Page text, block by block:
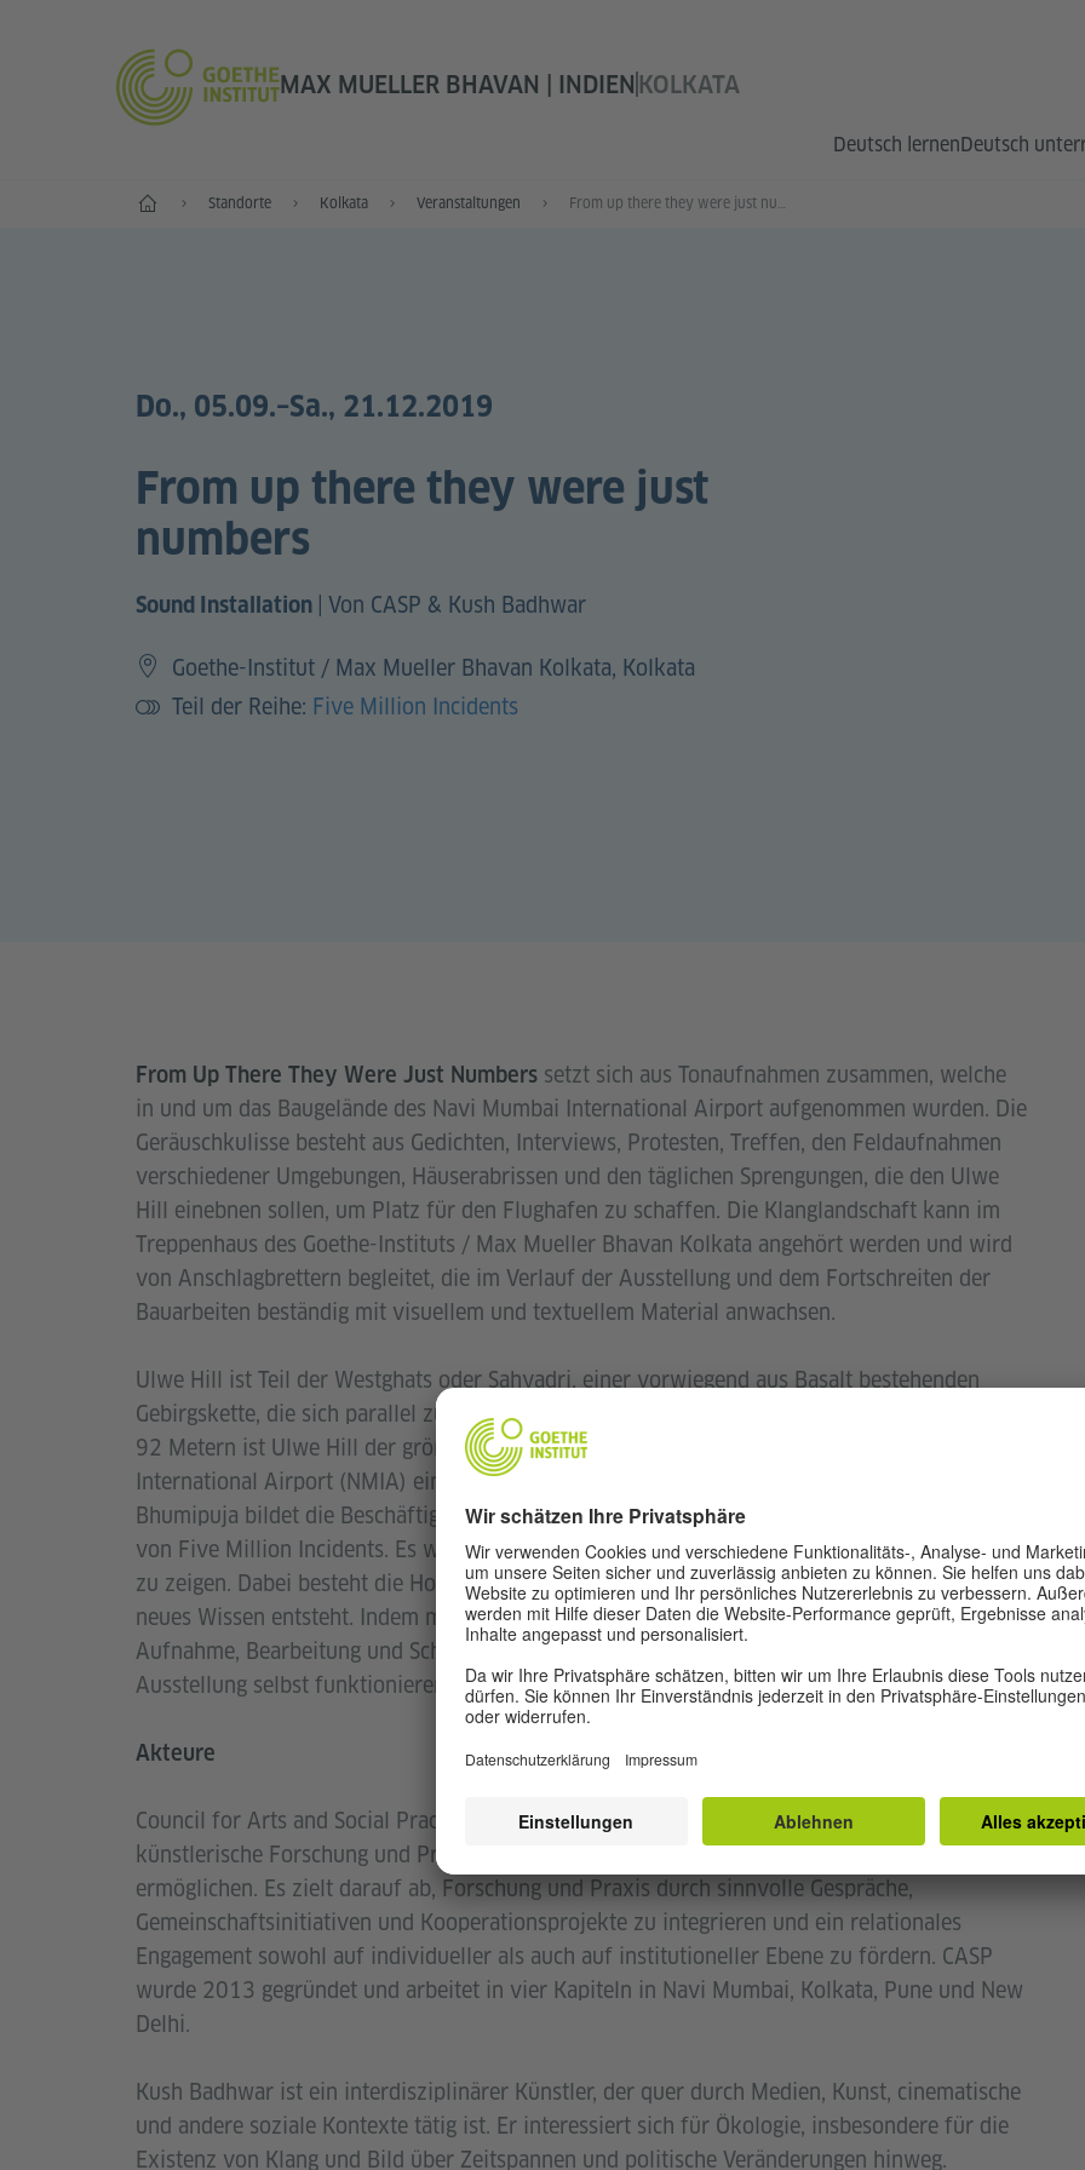
MAX MUELLER BHAVAN | INDIEN KOLKATA
Deutsch lernenDeutsch
Start Standorte Kolkata Veranstaltungen From up there they were just numbers
Do., 05.09.–Sa., 21.12.2019
From up there they were just
numbers
Sound Installation Von CASP & Kush Badhwar
Goethe-Institut / Max Mueller Bhavan Kolkata, Kolkata
Teil der Reihe: Five Million Incidents
From Up There They Were Just Numbers setzt sich aus Tonaufnahmen zusammen, welche
in und um das Baugelände des Navi Mumbai International Airport aufgenommen wurden. Die
Geräuschkulisse besteht aus Gedichten, Interviews, Protesten, Treffen, den Feldaufnahmen
verschiedener Umgebungen, Häuserabrissen und den täglichen Sprengungen, die den Ulwe
Hill einebnen sollen, um Platz für den Flughafen zu schaffen. Die Klanglandschaft kann im
Treppenhaus des Goethe-Instituts / Max Mueller Bhavan Kolkata angehört werden und wird
von Anschlagbrettern begleitet, die im Verlauf der Ausstellung und dem Fortschreiten der
Bauarbeiten beständig mit visuellem und textuellem Material anwachsen.
Ulwe Hill ist Teil der Westghats oder Sahyadri, einer vorwiegend aus Basalt bestehenden
Gebirgskette, die sich parallel zur Westküste des Dekkan entlang zieht. Mit seiner Höhe von
92 Metern ist Ulwe Hill der größte unter mehreren Hügeln, die für den Bau des Navi Mumbai
International Airport (NMIA) eingeebnet werden sollen. Durch Metaphern wie Sprengung und
Bhumipuja bildet die Beschäftigung mit den Hügelklängen einen Ausgangspunkt im Kontext
von Five Million Incidents. Es wird versucht, eine sich wandelnde Klanglandschaft des Ortes
zu zeigen. Dabei besteht die Hoffnung, dass durch die Schaffung eines fokussierten Raumes
neues Wissen entsteht. Indem man diesem täglichen Ereignis zuhört, vor Ort hinhört, durch
Aufnahme, Bearbeitung und Schaffung. Und um schließlich herauszufinden, wie all das in der
Ausstellung selbst funktionieren kann.
Akteure
Council for Arts and Social Practice (CASP) ist eine Plattform für transdisziplinäre
künstlerische Forschung und Praxis, um kritische Dialoge zur kulturellen Nachhaltigkeit zu
ermöglichen. Es zielt darauf ab, Forschung und Praxis durch sinnvolle Gespräche,
Gemeinschaftsinitiativen und Kooperationsprojekte zu integrieren und ein relationales
Engagement sowohl auf individueller als auch auf institutioneller Ebene zu fördern. CASP
wurde 2013 gegründet und arbeitet in vier Kapiteln in Navi Mumbai, Kolkata, Pune und New
Delhi.
Kush Badhwar ist ein interdisziplinärer Künstler, der quer durch Medien, Kunst, cinematische
und andere soziale Kontexte tätig ist. Er interessiert sich für Ökologie, insbesondere für die
Existenz von Klang und Bild über Zeitspannen und politische Veränderungen hinweg.